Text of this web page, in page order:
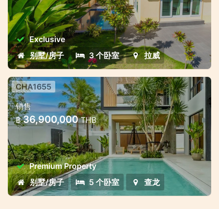
3卧室别墅，带游泳池的封闭式社区—Rawai，
普吉岛
Exclusive
别墅/房子
3 个卧室 拉威
查龙湾附近的高级别墅综合体-不同的
生活和投资形式
查龙湾附近的高级别墅综合体-不同的生活和投
资形式
CHA1655
销售
฿ 36,900,000THB
Premium Property
别墅/房子
5 个卧室 查龙